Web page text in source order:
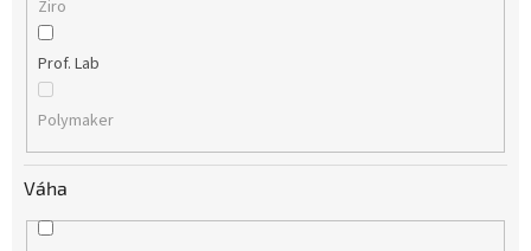
Ziro
Prof. Lab
Polymaker
Váha